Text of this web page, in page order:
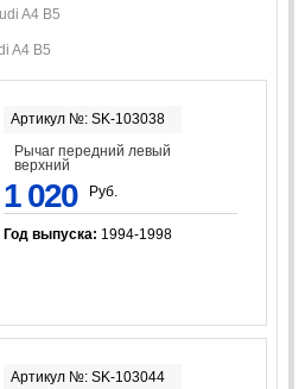
A4 B5
A4 B5
Артикул №: SK-103038
Рычаг передний левый
верхний
1 020 Руб.
Год выпуска: 1994-1998
Артикул №: SK-103044